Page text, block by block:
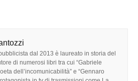
dal 2013 è laureato in storia del
di numerosi libri tra cui “Gabriele
dell’incomunicabilità” e “Gennaro